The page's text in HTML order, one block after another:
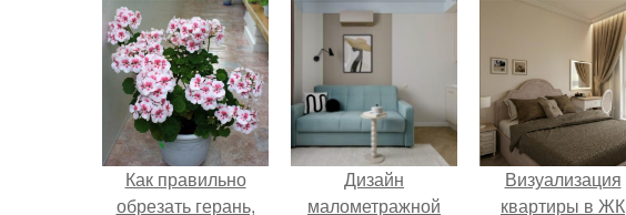
Как правильно
обрезать герань,
Дизайн
малометражной
Визуализация
квартиры в ЖК